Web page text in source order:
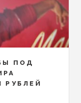
ПОД
РУБЛЕЙ